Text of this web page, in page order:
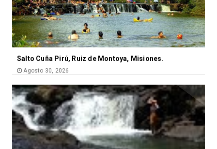
Salto Cuña Pirú, Ruiz de Montoya, Misiones.
Agosto 30, 2026